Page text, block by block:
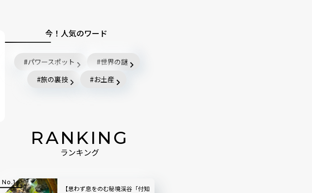
今！人気のワード
パワースポット
世界の謎
旅の裏技
お土産
RANKING
ランキング
【思わず息をのむ秘境渓谷「付知